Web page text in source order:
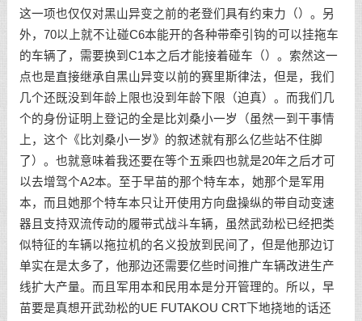
这一项也仅仅对黑山异变之前的老登们具有约束力（）。另
外，70以上就不让碰C6本能开的各种带牵引钩的可以挂拖车
的车辆了，需要换到C1本之后才能接着碰车（）。索然这一
点也是直接继承自黑山异变以前的赛里斯律法，但是，我们
几个还既没到年龄上限也没到年龄下限（迫真）。而我们几
个的身份证明上登记的全是比刘桑小一岁（虽然一到干事情
上，这个《比刘桑小一岁》的叙述就有那么亿些站不住脚
了）。也就意味着我还要在等个五乘四也就是20年之后才可
以去增驾个A2本。至于早苗的那个特车本，她那个是军用
本，而且她那个特车本只让开使用方向盘操纵的带自动变速
器且支持双流传动的履带式战斗车辆，虽然武劲松已经把类
似特征的车辆以拖拉机的名义投放到民间了，但是他那边订
单实在是太多了，他那边还需要亿些时间推广车辆改进生产
线扩大产量。而且军用本和民用本是分开管理的。所以，早
苗要是真想开武劲松的UE FUTAKOU CRT下地挠地的话还